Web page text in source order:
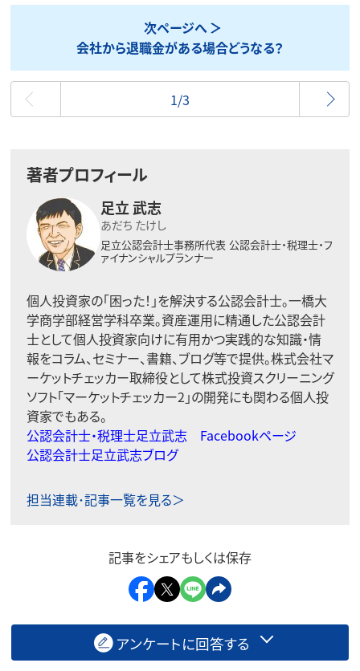
次ページへ
会社から退職金がある場合どうなる？
最初
1/3
著者プロフィール
足立 武志
あだち たけし
足立公認会計士事務所代表 公認会計士・税理士・フ
ァイナンシャルプランナー
個人投資家の「困った！」を解決する公認会計士。一橋大
学商学部経営学科卒業。資産運用に精通した公認会計
士として個人投資家向けに有用かつ実践的な知識・情
報をコラム、セミナー、書籍、ブログ等で提供。株式会社マ
ーケットチェッカー取締役として株式投資スクリーニング
ソフト「マーケットチェッカー2」の開発にも関わる個人投
資家でもある。
公認会計士・税理士足立武志 Facebookページ
公認会計士足立武志ブログ
担当連載･記事一覧を見る＞
記事をシェアもしくは保存
アンケートに回答する